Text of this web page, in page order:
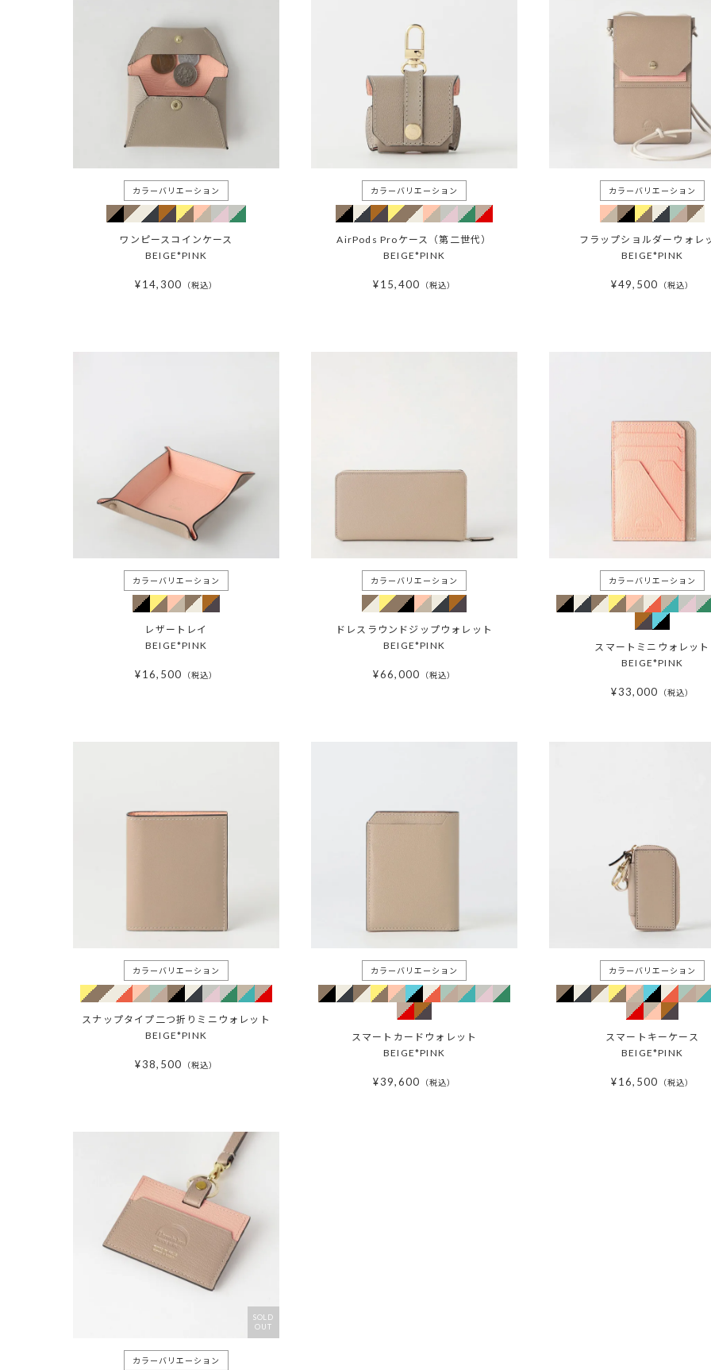
ワンピースコインケース
BEIGE*PINK
¥14,300 税込
AirPods Proケース（第二世代）
BEIGE*PINK
¥15,400 税込
フラップショルダーウォレ
BEIGE*PINK
¥49,500 税込
レザートレイ
BEIGE*PINK
¥16,500 税込
ドレスラウンドジップウォレット
BEIGE*PINK
¥66,000 税込
スマートミニウォレット
BEIGE*PINK
¥33,000 税込
スナップタイプ二つ折りミニウォレット
BEIGE*PINK
¥38,500 税込
スマートカードウォレット
BEIGE*PINK
¥39,600 税込
スマートキーケース
BEIGE*PINK
¥16,500 税込
SOLD
OUT